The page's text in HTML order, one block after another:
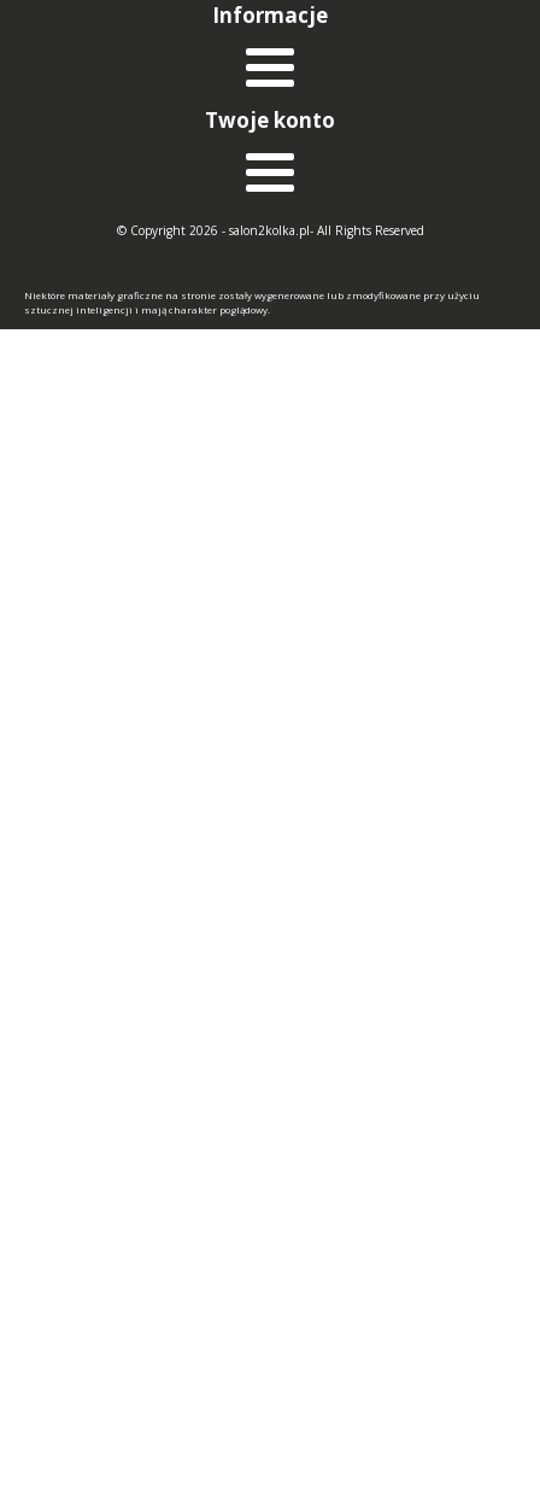
Informacje
Twoje konto
© Copyright 2026 - salon2kolka.pl- All Rights Reserved
Niektóre materiały graficzne na stronie zostały wygenerowane lub zmodyfikowane przy użyciu
sztucznej inteligencji i mają charakter poglądowy.